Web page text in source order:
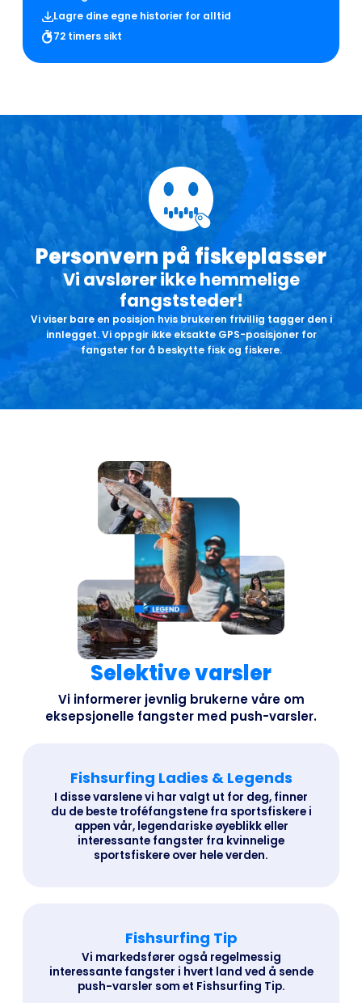
Lagre dine egne historier for alltid
72 timers sikt
Personvern på fiskeplasser
Vi avslører ikke hemmelige
fangststeder!
Vi viser bare en posisjon hvis brukeren frivillig tagger den i
innlegget. Vi oppgir ikke eksakte GPS-posisjoner for
fangster for å beskytte fisk og fiskere.
Selektive varsler
Vi informerer jevnlig brukerne våre om
eksepsjonelle fangster med push-varsler.
Fishsurfing Ladies & Legends
I disse varslene vi har valgt ut for deg, finner
du de beste troféfangstene fra sportsfiskere i
appen vår, legendariske øyeblikk eller
interessante fangster fra kvinnelige
sportsfiskere over hele verden.
Fishsurfing Tip
Vi markedsfører også regelmessig
interessante fangster i hvert land ved å sende
push-varsler som et Fishsurfing Tip.